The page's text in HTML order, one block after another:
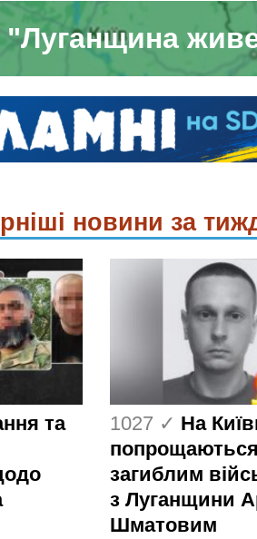
"Луганщина
новини за
та
1027 ✓ На
загиблим
з Луганщини
Шматовим